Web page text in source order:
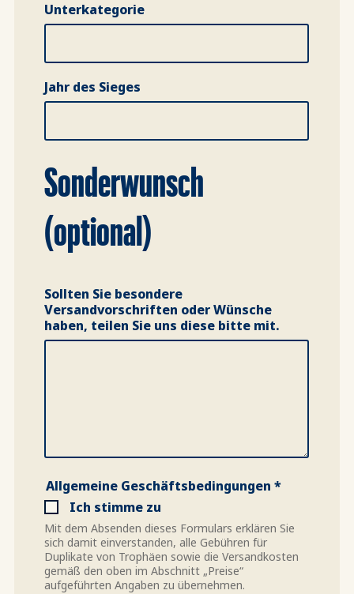
Unterkategorie
Jahr des Sieges
Sonderwunsch
(optional)
Sollten Sie besondere
Versandvorschriften oder Wünsche
haben, teilen Sie uns diese bitte mit.
Allgemeine Geschäftsbedingungen *
Ich stimme zu
Mit dem Absenden dieses Formulars erklären Sie
sich damit einverstanden, alle Gebühren für
Duplikate von Trophäen sowie die Versandkosten
gemäß den oben im Abschnitt „Preise“
aufgeführten Angaben zu übernehmen.